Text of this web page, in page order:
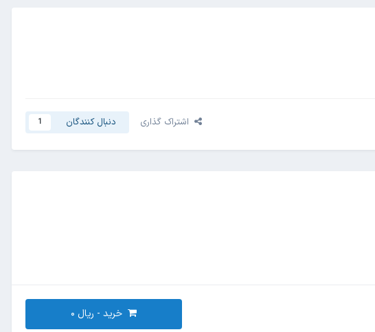
اشتراک گذاری دنبال کنندگان 1
خرید -